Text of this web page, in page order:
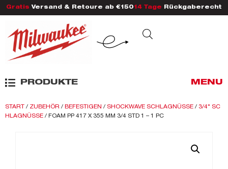
Gratis Versand & Retoure ab €150 14 Tage Rückgaberecht
PRODUKTE MENU
START / ZUBEHÖR / BEFESTIGEN / SHOCKWAVE SCHLAGNÜSSE / 3/4" SC
HLAGNÜSSE / FOAM PP 417 X 355 MM 3/4 STD 1 – 1 PC